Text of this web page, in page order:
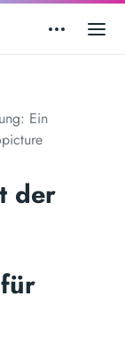
Ein
der